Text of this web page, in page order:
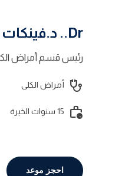
Dr.. د.فينكات سيناريش فيلانكي
رئيس قسم أمراض
stethoscope أمراض الكلى
work_history 15 سنوات الخبرة
احجز موعد